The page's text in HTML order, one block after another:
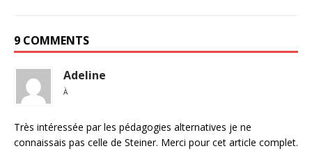
9 COMMENTS
Adeline
À
Très intéressée par les pédagogies alternatives je ne
connaissais pas celle de Steiner. Merci pour cet article complet.